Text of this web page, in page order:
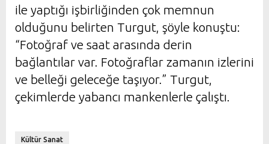
ile yaptığı işbirliğinden çok memnun
olduğunu belirten Turgut, şöyle konuştu:
“Fotoğraf ve saat arasında derin
bağlantılar var. Fotoğraflar zamanın izlerini
ve belleği geleceğe taşıyor.” Turgut,
çekimlerde yabancı mankenlerle çalıştı.
Kültür Sanat